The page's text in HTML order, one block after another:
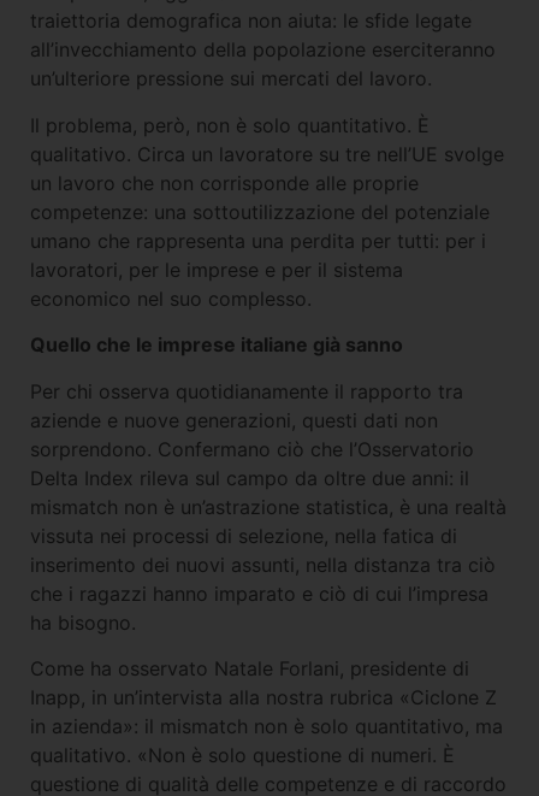
traiettoria demografica non aiuta: le sfide legate
all’invecchiamento della popolazione eserciteranno
un’ulteriore pressione sui mercati del lavoro.
Il problema, però, non è solo quantitativo. È
qualitativo. Circa un lavoratore su tre nell’UE svolge
un lavoro che non corrisponde alle proprie
competenze: una sottoutilizzazione del potenziale
umano che rappresenta una perdita per tutti: per i
lavoratori, per le imprese e per il sistema
economico nel suo complesso.
Quello che le imprese italiane già sanno
Per chi osserva quotidianamente il rapporto tra
aziende e nuove generazioni, questi dati non
sorprendono. Confermano ciò che l’Osservatorio
Delta Index rileva sul campo da oltre due anni: il
mismatch non è un’astrazione statistica, è una realtà
vissuta nei processi di selezione, nella fatica di
inserimento dei nuovi assunti, nella distanza tra ciò
che i ragazzi hanno imparato e ciò di cui l’impresa
ha bisogno.
Come ha osservato Natale Forlani, presidente di
Inapp, in un’intervista alla nostra rubrica «Ciclone Z
in azienda»: il mismatch non è solo quantitativo, ma
qualitativo. «Non è solo questione di numeri. È
questione di qualità delle competenze e di raccordo